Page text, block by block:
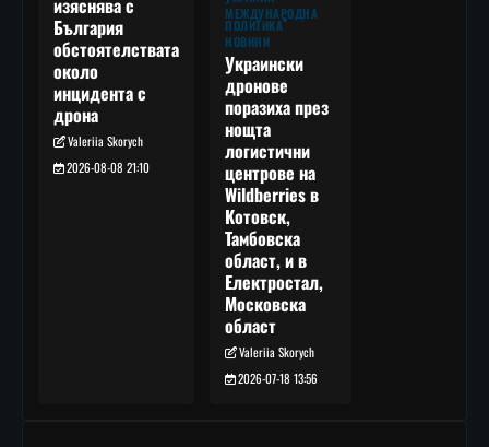
изяснява с
България
обстоятелствата
около
инцидента с
дрона
Valeriia Skorych
2026-08-08 21:10
МЕЖДУНАРОДНА
ПОЛИТИКА
НОВИНИ
Украински
дронове
поразиха през
нощта
логистични
центрове на
Wildberries в
Котовск,
Тамбовска
област, и в
Електростал,
Московска
област
Valeriia Skorych
2026-07-18 13:56